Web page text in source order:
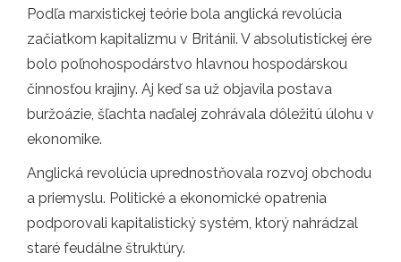
Podľa marxistickej teórie bola anglická revolúcia
začiatkom kapitalizmu v Británii. V absolutistickej ére
bolo poľnohospodárstvo hlavnou hospodárskou
činnosťou krajiny. Aj keď sa už objavila postava
buržoázie, šľachta naďalej zohrávala dôležitú úlohu v
ekonomike.
Anglická revolúcia uprednostňovala rozvoj obchodu
a priemyslu. Politické a ekonomické opatrenia
podporovali kapitalistický systém, ktorý nahrádzal
staré feudálne štruktúry.